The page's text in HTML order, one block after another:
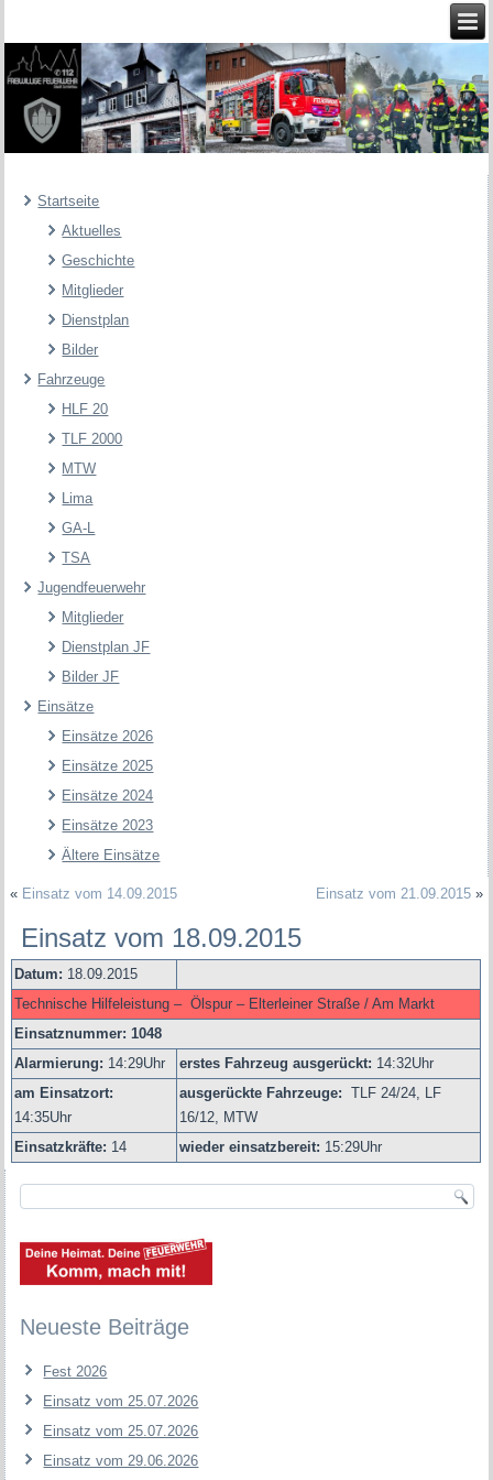
Startseite
Aktuelles
Geschichte
Mitglieder
Dienstplan
Bilder
Fahrzeuge
HLF 20
TLF 2000
MTW
Lima
GA-L
TSA
Jugendfeuerwehr
Mitglieder
Dienstplan JF
Bilder JF
Einsätze
Einsätze 2026
Einsätze 2025
Einsätze 2024
Einsätze 2023
Ältere Einsätze
« Einsatz vom 14.09.2015 Einsatz vom 21.09.2015»
Einsatz vom 18.09.2015
Datum: 18.09.2015
Technische Hilfeleistung – Ölspur – Elterleiner Straße / Am Markt
Einsatznummer: 1048
Alarmierung: 14:29Uhr erstes Fahrzeug ausgerückt: 14:32Uhr
am Einsatzort:
14:35Uhr
ausgerückte Fahrzeuge: TLF 24/24, LF
16/12, MTW
Einsatzkräfte: 14 wieder einsatzbereit: 15:29Uhr
Neueste Beiträge
Fest 2026
Einsatz vom 25.07.2026
Einsatz vom 25.07.2026
Einsatz vom 29.06.2026